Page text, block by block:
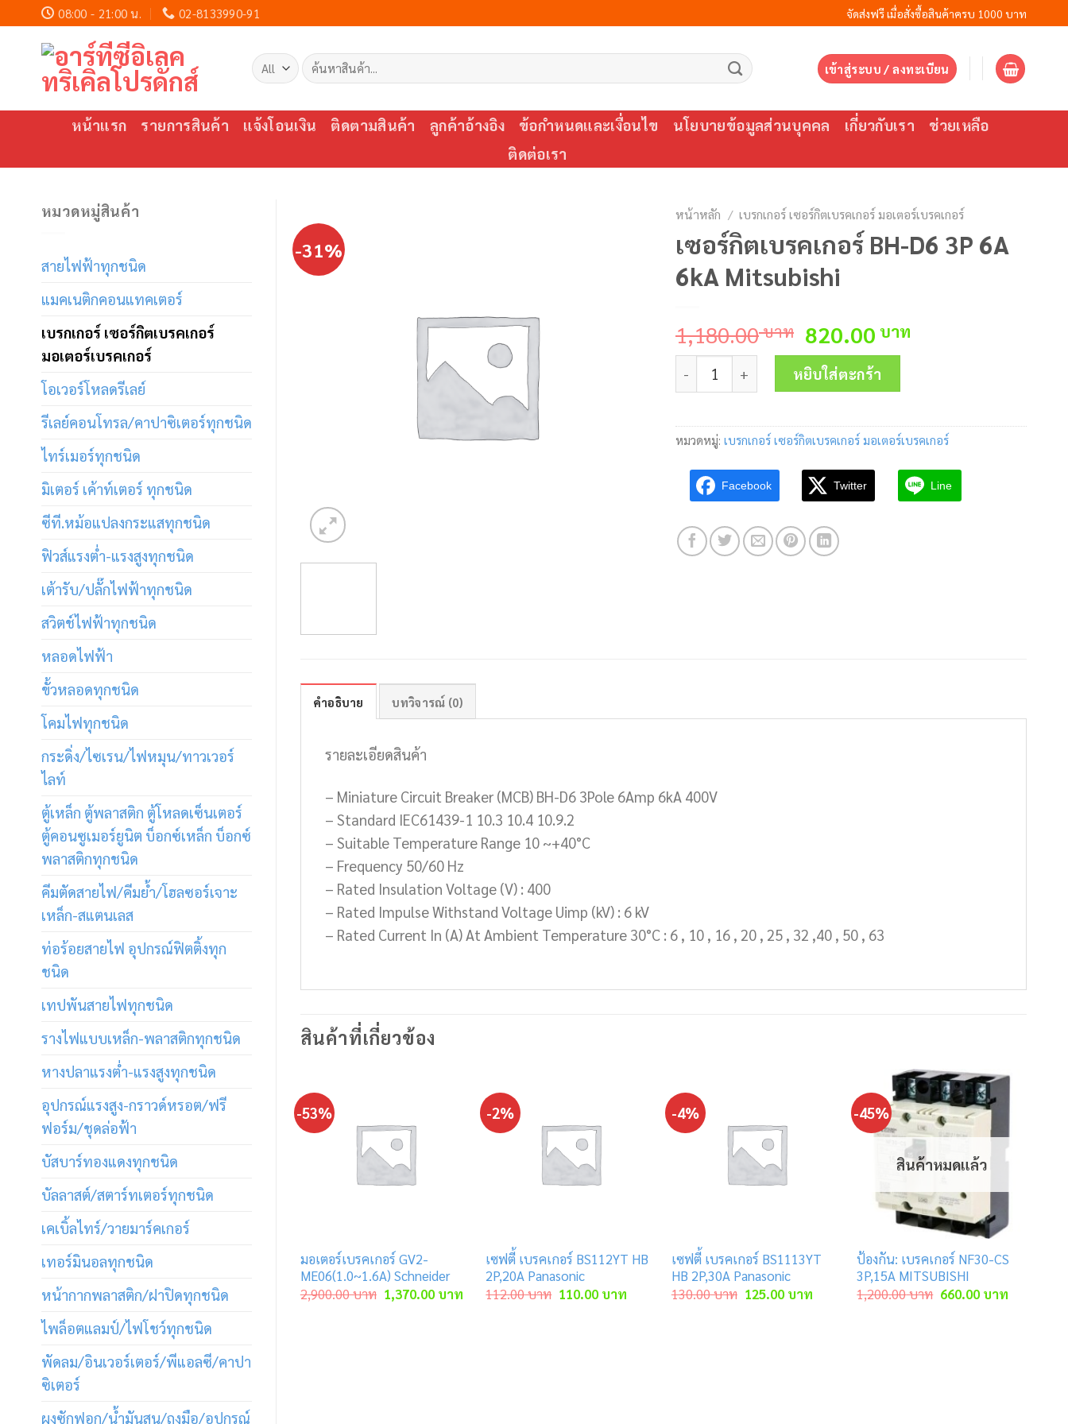
content
08:00 - 21:00 น. 02-8133990-91 จัดส่งฟรี เมื่อสั่งซื้อสินค้าครบ 1000 บาท
ค้นหา: เข้าสู่ระบบ / ลงทะเบียน
หน้าแรก รายการสินค้า แจ้งโอนเงิน ติดตามสินค้า ลูกค้าอ้างอิง ข้อกำหนดและเงื่อนไข นโยบายข้อมูลส่วนบุคคล เกี่ยวกับเรา
ช่วยเหลือ
ติดต่อเรา
หมวดหมู่สินค้า
สายไฟฟ้าทุกชนิด
แมคเนติกคอนแทคเตอร์
เบรกเกอร์ เซอร์กิตเบรคเกอร์
มอเตอร์เบรคเกอร์
โอเวอร์โหลดรีเลย์
รีเลย์คอนโทรล/คาปาซิเตอร์ทุกชนิด
ไทร์เมอร์ทุกชนิด
มิเตอร์ เค้าท์เตอร์ ทุกชนิด
ซีที.หม้อแปลงกระแสทุกชนิด
ฟิวส์แรงต่ำ-แรงสูงทุกชนิด
เต้ารับ/ปลั๊กไฟฟ้าทุกชนิด
สวิตช์ไฟฟ้าทุกชนิด
หลอดไฟฟ้า
ขั้วหลอดทุกชนิด
โคมไฟทุกชนิด
กระดิ่ง/ไซเรน/ไฟหมุน/ทาวเวอร์
ไลท์
ตู้เหล็ก ตู้พลาสติก ตู้โหลดเซ็นเตอร์
ตู้คอนซูเมอร์ยูนิต บ็อกซ์เหล็ก บ็อกซ์
พลาสติกทุกชนิด
คีมตัดสายไฟ/คีมย้ำ/โฮลซอร์เจาะ
เหล็ก-สแตนเลส
ท่อร้อยสายไฟ อุปกรณ์ฟิตติ้งทุก
ชนิด
เทปพันสายไฟทุกชนิด
รางไฟแบบเหล็ก-พลาสติกทุกชนิด
หางปลาแรงต่ำ-แรงสูงทุกชนิด
อุปกรณ์แรงสูง-กราวด์หรอต/ฟรี
ฟอร์ม/ชุดล่อฟ้า
บัสบาร์ทองแดงทุกชนิด
บัลลาสต์/สตาร์ทเตอร์ทุกชนิด
เคเบิ้ลไทร์/วายมาร์คเกอร์
เทอร์มินอลทุกชนิด
หน้ากากพลาสติก/ฝาปิดทุกชนิด
ไพล็อตแลมป์/ไฟโชว์ทุกชนิด
พัดลม/อินเวอร์เตอร์/พีแอลซี/คาปา
ซิเตอร์
ผงซักฟอก/น้ำมันสน/ถุงมือ/อุปกรณ์
-31%
หน้าหลัก / เบรกเกอร์ เซอร์กิตเบรคเกอร์ มอเตอร์เบรคเกอร์
เซอร์กิตเบรคเกอร์ BH-D6 3P 6A
6kA Mitsubishi
1,180.00บาท Original
price
was:
1,180.00 บาท.
820.00 บาท
จำนวน เซอร์กิตเบรคเกอร์ BH-D6 3P 6A 6kA Mitsubishi ชิ้น
หยิบใส่ตะกร้า
หมวดหมู่: เบรกเกอร์ เซอร์กิตเบรคเกอร์ มอเตอร์เบรคเกอร์
Facebook Twitter Line
คำอธิบาย บทวิจารณ์ (0)
รายละเอียดสินค้า
– Miniature Circuit Breaker (MCB) BH-D6 3Pole 6Amp 6kA 400V
– Standard IEC61439-1 10.3 10.4 10.9.2
– Suitable Temperature Range 10 ~+40°C
– Frequency 50/60 Hz
– Rated Insulation Voltage (V) : 400
– Rated Impulse Withstand Voltage Uimp (kV) : 6 kV
– Rated Current In (A) At Ambient Temperature 30°C : 6 , 10 , 16 , 20 , 25 , 32 ,40 , 50 , 63
สินค้าที่เกี่ยวข้อง
-53%
มอเตอร์เบรคเกอร์ GV2-
ME06(1.0~1.6A) Schneider
2,900.00บาท Original
price
1,370.00บาทCurrent
price
-2%
เซฟตี้ เบรคเกอร์ BS112YT HB
2P,20A Panasonic
112.00บาท Original
price
110.00 บาท
-4%
เซฟตี้ เบรคเกอร์ BS1113YT
HB 2P,30A Panasonic
130.00บาท Original
price
125.00บาทCurrent
price
-45%
สินค้าหมดแล้ว
ป้องกัน: เบรคเกอร์ NF30-CS
3P,15A MITSUBISHI
1,200.00บาท Original
price
660.00 บาท